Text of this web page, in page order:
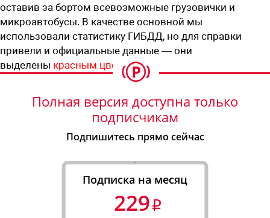
оставив за бортом всевозможные грузовички и
микроавтобусы. В качестве основной мы
использовали статистику ГИБДД, но для справки
привели и официальные данные — они
выделены красным цветом.
Полная версия доступна только
подписчикам
Подпишитесь прямо сейчас
Подписка на месяц
229